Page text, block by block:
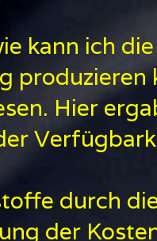
kann ich
Hier
durch
der